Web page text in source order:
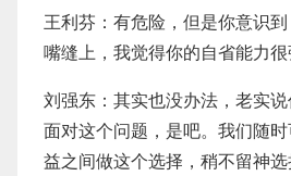
王利芬：有危险，但是你意识
嘴缝上，我觉得你的自省能力很
刘强东：其实也没办法，老实
面对这个问题，是吧。我们随
益之间做这个选择，稍不留神选